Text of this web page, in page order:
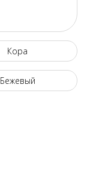
Кора
Бежевый